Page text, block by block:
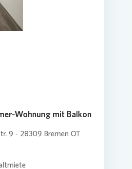
Wohnung mit Balkon
9 - 28309 Bremen OT